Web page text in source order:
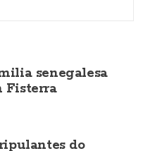
senegalesa
Fisterra
do